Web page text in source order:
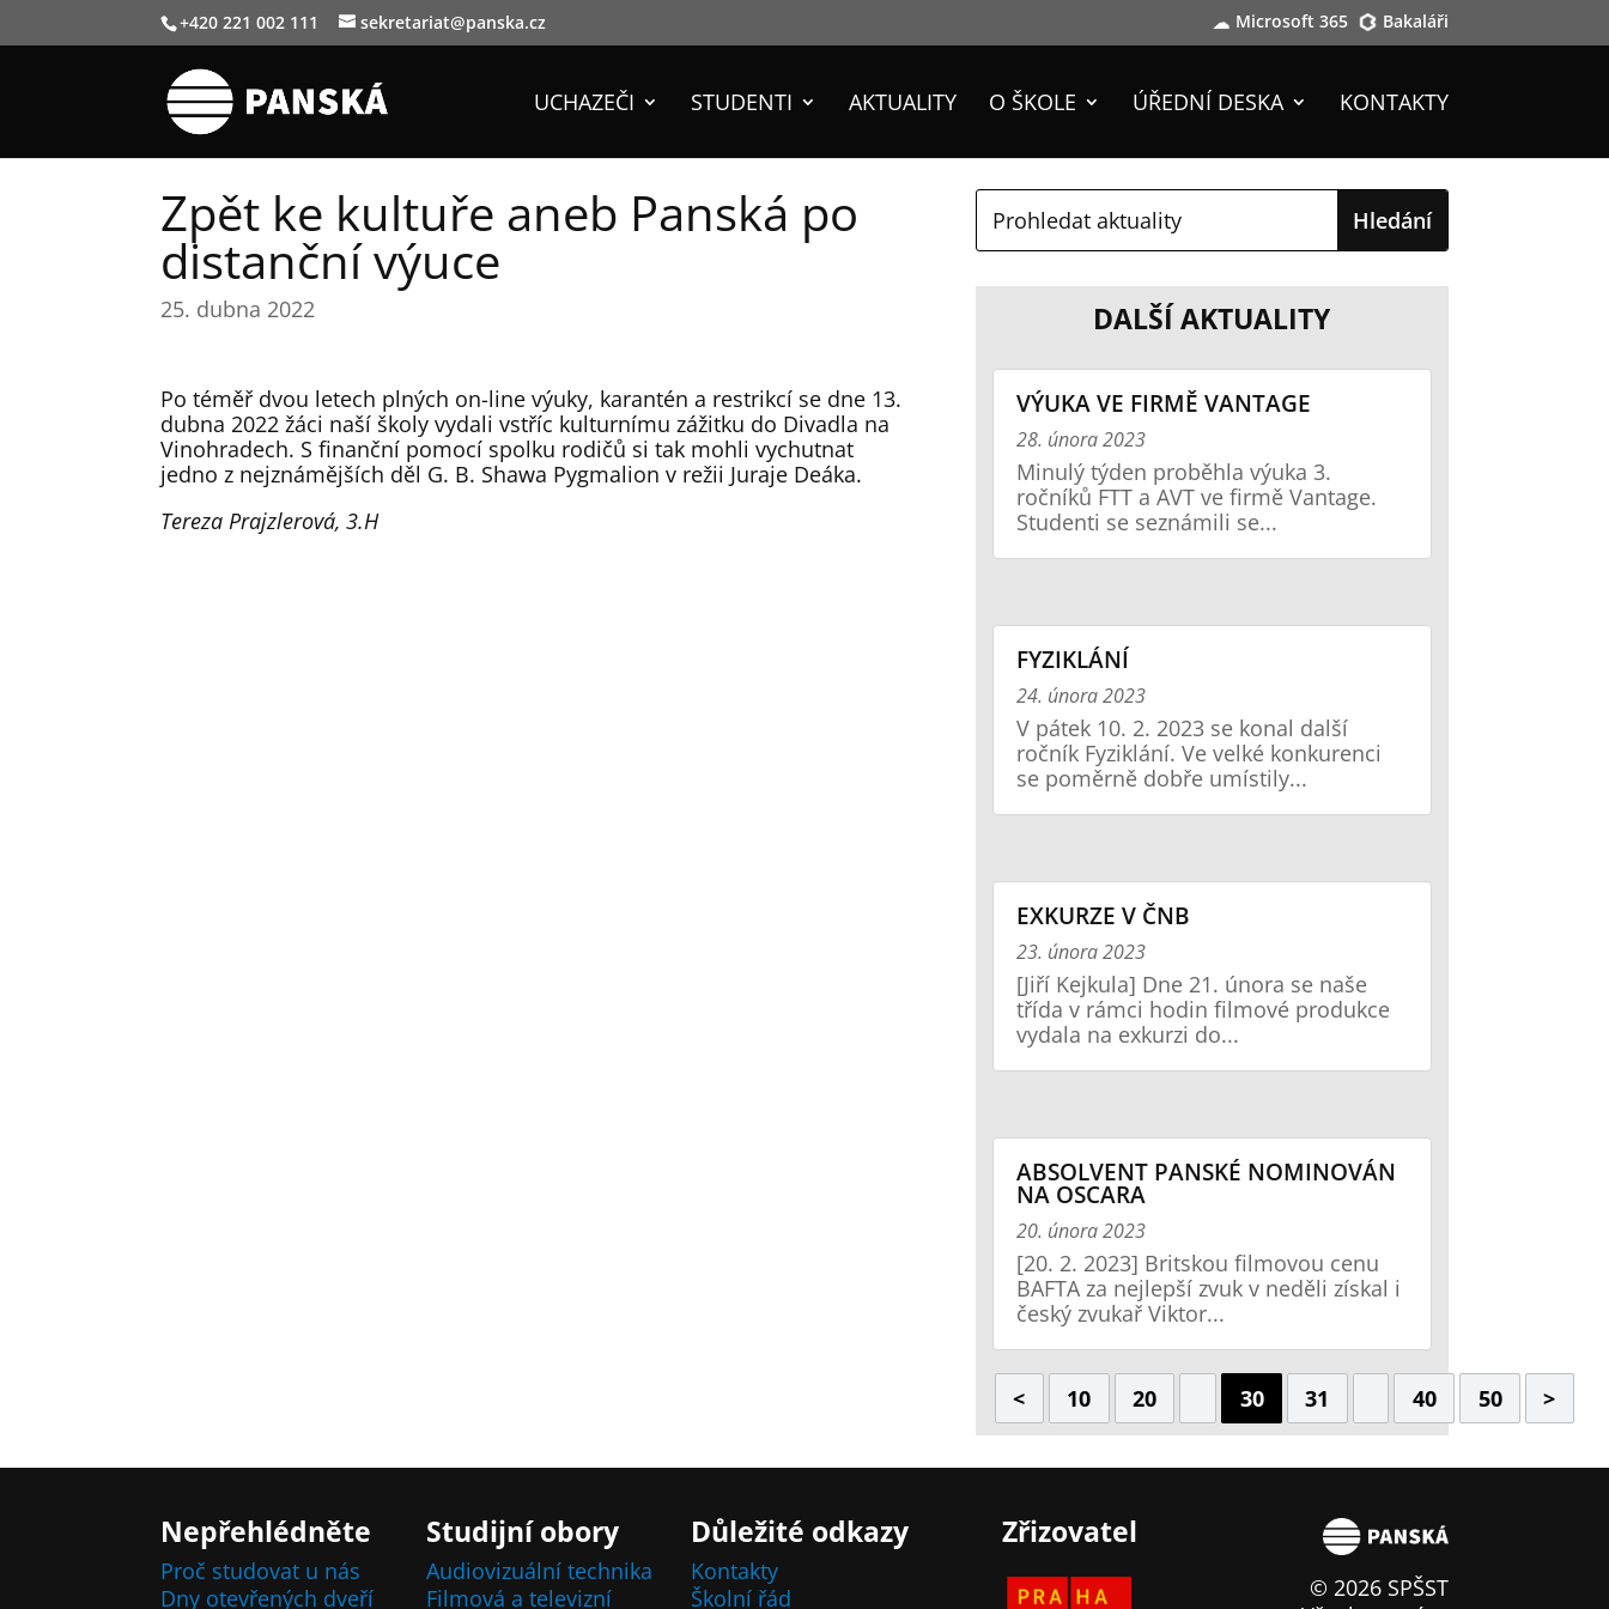
+420 221 002 111 sekretariat@panska.cz Microsoft 365 Bakaláři
UCHAZEČI STUDENTI AKTUALITY O ŠKOLE ÚŘEDNÍ DESKA KONTAKTY
Zpět ke kultuře aneb Panská po
distanční výuce
25. dubna 2022
Po téměř dvou letech plných on-line výuky, karantén a restrikcí se dne 13.
dubna 2022 žáci naší školy vydali vstříc kulturnímu zážitku do Divadla na
Vinohradech. S finanční pomocí spolku rodičů si tak mohli vychutnat
jedno z nejznámějších děl G. B. Shawa Pygmalion v režii Juraje Deáka.
Tereza Prajzlerová, 3.H
DALŠÍ AKTUALITY
VÝUKA VE FIRMĚ VANTAGE
28. února 2023
Minulý týden proběhla výuka 3.
ročníků FTT a AVT ve firmě Vantage.
Studenti se seznámili se...
FYZIKLÁNÍ
24. února 2023
V pátek 10. 2. 2023 se konal další
ročník Fyziklání. Ve velké konkurenci
se poměrně dobře umístily...
EXKURZE V ČNB
23. února 2023
[Jiří Kejkula] Dne 21. února se naše
třída v rámci hodin filmové produkce
vydala na exkurzi do...
ABSOLVENT PANSKÉ NOMINOVÁN
NA OSCARA
20. února 2023
[20. 2. 2023] Britskou filmovou cenu
BAFTA za nejlepší zvuk v neděli získal i
český zvukař Viktor...
< 10 20 30 31 40 50 >
Nepřehlédněte
Proč studovat u nás
Dny otevřených dveří
Studijní obory
Audiovizuální technika
Filmová a televizní
Důležité odkazy
Kontakty
Školní řád
Zřizovatel
© 2026 SPŠST